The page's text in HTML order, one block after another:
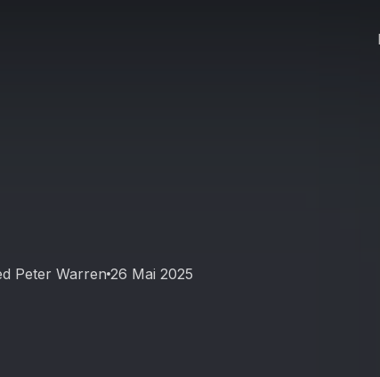
Peter Warren 26 Mai 2025